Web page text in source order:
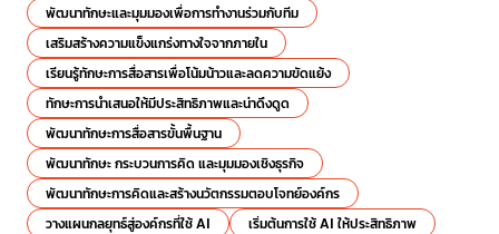
พัฒนาทักษะและมุมมองเพื่อการทำงานร่วมกับทีม
เสริมสร้างความแข็งแกร่งทางใจจากภายใน
เรียนรู้ทักษะการสื่อสารเพื่อโน้มน้าวและลดความขัดแย้ง
ทักษะการนำเสนอให้มีประสิทธิภาพและน่าดึงดูด
พัฒนาทักษะการสื่อสารขั้นพื้นฐาน
พัฒนาทักษะ กระบวนการคิด และมุมมองเชิงธุรกิจ
พัฒนาทักษะการคิดและสร้างนวัตกรรมตอบโจทย์องค์กร
วางแผนกลยุทธ์สู่องค์กรที่ใช้ AI
เริ่มต้นการใช้ AI ให้ประสิทธิภาพ